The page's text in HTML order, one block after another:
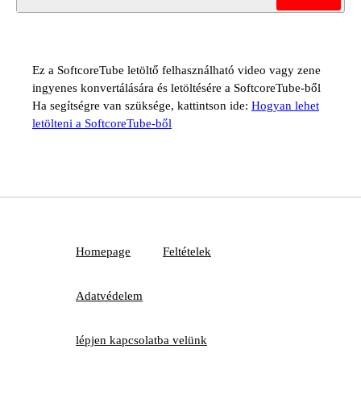
Ez a SoftcoreTube letöltő felhasználható video vagy zene
ingyenes konvertálására és letöltésére a SoftcoreTube-ből
Ha segítségre van szüksége, kattintson ide: Hogyan lehet
letölteni a SoftcoreTube-ből
Homepage Feltételek
Adatvédelem
lépjen kapcsolatba velünk